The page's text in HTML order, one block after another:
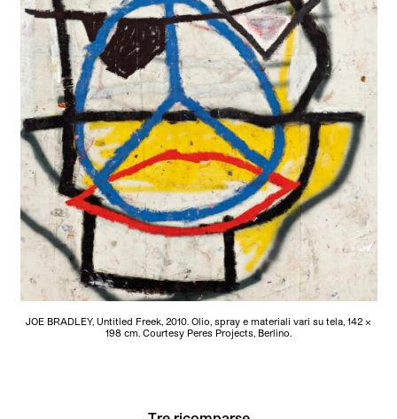
JOE BRADLEY, Untitled Freek, 2010. Olio, spray e materiali vari su tela, 142 x
198 cm. Courtesy Peres Projects, Berlino.